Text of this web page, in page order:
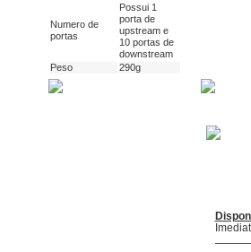
Numero de
portas
Possui 1
porta de
upstream e
10 portas de
downstream
Peso
290g